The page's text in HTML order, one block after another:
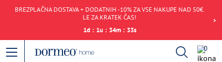
BREZPLAČNA DOSTAVA + DODATNIH -10% ZA VSE NAKUPE NAD 50€.
LE ZA KRATEK ČAS!
1d : 1u : 34m : 33s
0